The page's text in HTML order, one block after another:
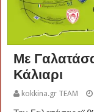
Με
Κάλιαρι
kokkina.gr TEAM